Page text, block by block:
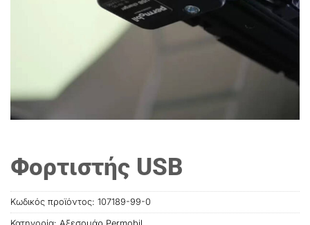
Φορτιστής USB
Κωδικός προϊόντος: 107189-99-0